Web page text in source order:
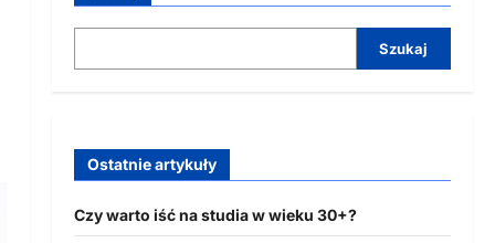
Szukaj
Ostatnie artykuły
Czy warto iść na studia w wieku 30+?